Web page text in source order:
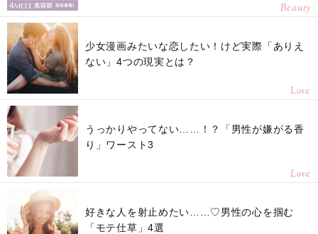
Beauty
少女漫画みたいな恋したい！けど実際「ありえ
ない」4つの現実とは？
Love
うっかりやってない……！？「男性が嫌がる香
り」ワースト3
Love
好きな人を射止めたい……♡男性の心を掴む
「モテ仕草」4選